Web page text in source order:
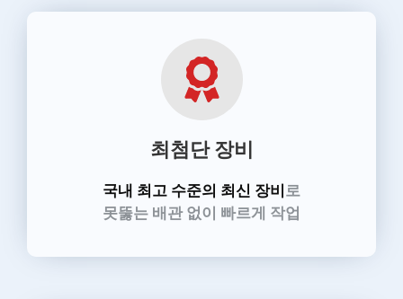
최첨단 장비
국내 최고 수준의 최신 장비로
못뚫는 배관 없이 빠르게 작업